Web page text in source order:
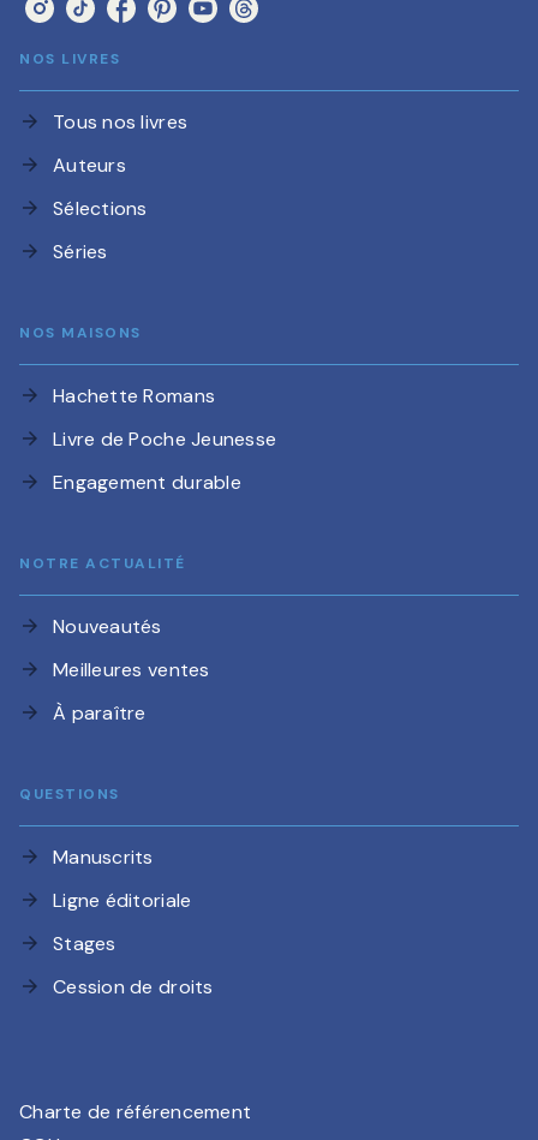
NOS LIVRES
arrow_forward Tous nos livres
arrow_forward Auteurs
arrow_forward Sélections
arrow_forward Séries
NOS MAISONS
arrow_forward Hachette Romans
arrow_forward Livre de Poche Jeunesse
arrow_forward Engagement durable
NOTRE ACTUALITÉ
arrow_forward Nouveautés
arrow_forward Meilleures ventes
arrow_forward À paraître
QUESTIONS
arrow_forward Manuscrits
arrow_forward Ligne éditoriale
arrow_forward Stages
arrow_forward Cession de droits
Charte de référencement